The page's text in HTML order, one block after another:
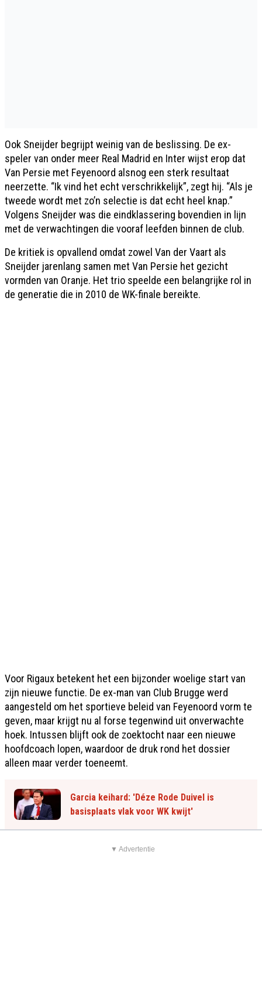
Ook Sneijder begrijpt weinig van de beslissing. De ex-
speler van onder meer Real Madrid en Inter wijst erop dat
Van Persie met Feyenoord alsnog een sterk resultaat
neerzette. “Ik vind het echt verschrikkelijk”, zegt hij. “Als je
tweede wordt met zo’n selectie is dat echt heel knap.”
Volgens Sneijder was die eindklassering bovendien in lijn
met de verwachtingen die vooraf leefden binnen de club.
De kritiek is opvallend omdat zowel Van der Vaart als
Sneijder jarenlang samen met Van Persie het gezicht
vormden van Oranje. Het trio speelde een belangrijke rol in
de generatie die in 2010 de WK-finale bereikte.
Voor Rigaux betekent het een bijzonder woelige start van
zijn nieuwe functie. De ex-man van Club Brugge werd
aangesteld om het sportieve beleid van Feyenoord vorm te
geven, maar krijgt nu al forse tegenwind uit onverwachte
hoek. Intussen blijft ook de zoektocht naar een nieuwe
hoofdcoach lopen, waardoor de druk rond het dossier
alleen maar verder toeneemt.
Garcia keihard: 'Déze Rode Duivel is
basisplaats vlak voor WK kwijt'
▼ Advertentie